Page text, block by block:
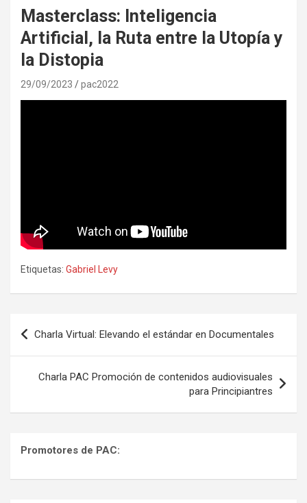
Masterclass: Inteligencia
Artificial, la Ruta entre la Utopía y
la Distopia
29/09/2023 pac2022
Etiquetas: Gabriel Levy
Navegación
de
entradas
Charla Virtual: Elevando el estándar en Documentales
Charla PAC Promoción de contenidos audiovisuales
para Principiantres
Promotores de PAC: